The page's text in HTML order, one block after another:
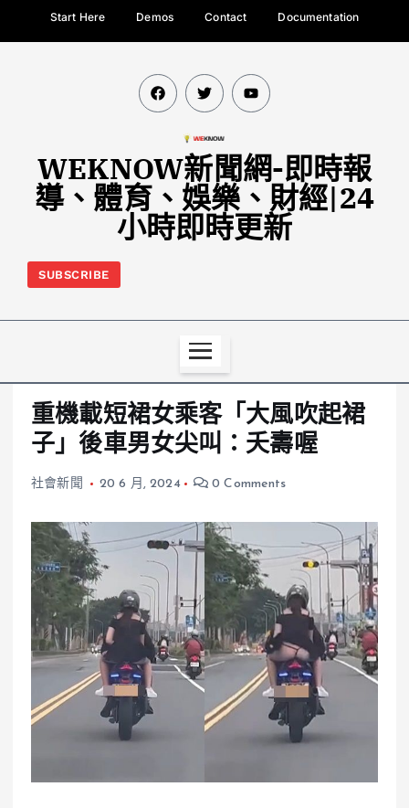
Start Here Demos Contact Documentation
WEKNOW新聞網-即時報
導、體育、娛樂、財經|24
小時即時更新
SUBSCRIBE
重機載短裙女乘客「大風吹起裙
子」後車男女尖叫：夭壽喔
社會新聞 20 6 月, 2024 0 Comments